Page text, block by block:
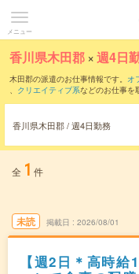
メニュー
香川県木田郡 ×週4日
木田郡の派遣のお仕事情報です。 オ
、 クリエイティブ系などのお仕事を
香川県木田郡 / 週4日勤務
全 1 件
未読 掲載日 2026/08/01
【週2日＊高時